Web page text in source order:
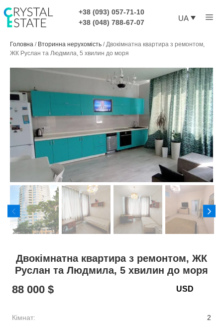
до
контенту
+38 (093) 057-71-10
+38 (048) 788-67-07
UA
Головна / Вторинна нерухомість /Двокімнатна квартира з ремонтом,
ЖК Руслан та Людмила, 5 хвилин до моря
Двокімнатна квартира з ремонтом, ЖК
Руслан та Людмила, 5 хвилин до моря
88 000 $
Кімнат: 2